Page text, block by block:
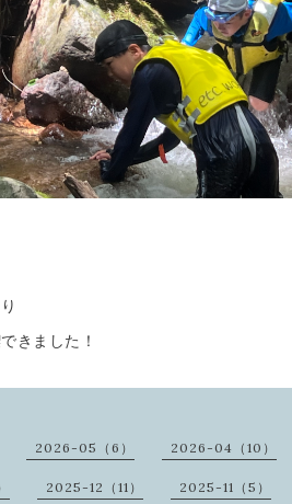
きました！
2026-05（6） 2026-04（10）
2025-12（11） 2025-11（5）